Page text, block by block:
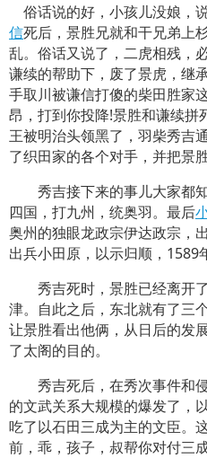
俗话说的好，小孩儿没娘，
信死后，景胜兄就和干兄弟上
乱。俗话又说了，二虎相残，
谦续的帮助下，废了景虎，继
手取川被谦信打傻的柴田胜家
昂，打到你投降!景胜和谦续拼
王被明治头领黑了，羽柴秀吉
了织田家的各个对手，并把景胜
秀吉接下来的事儿大家都
四国，打九州，统奥羽。最后
奥州的独眼龙政宗伊达政宗，
出兵小田原，以示归顺，1589
秀吉死时，景胜已经离开
津。自此之后，东北就有了三
让景胜看出他俩，从日后的发
了太阁的目的。
秀吉死后，在秀次事件和
的文武关系大规模的爆发了，
吃了以石田三成为主的文臣。
前，乖，孩子，叔帮你对付三成